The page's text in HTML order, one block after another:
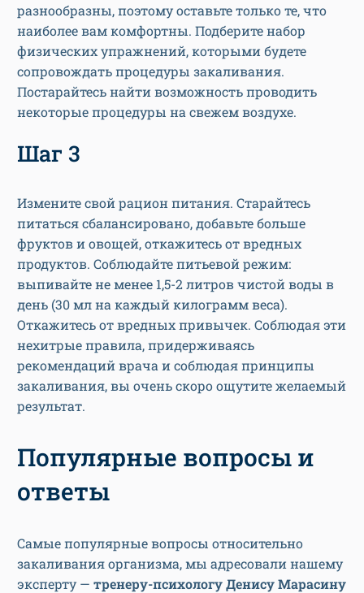
разнообразны, поэтому оставьте только те, что
наиболее вам комфортны. Подберите набор
физических упражнений, которыми будете
сопровождать процедуры закаливания.
Постарайтесь найти возможность проводить
некоторые процедуры на свежем воздухе.
Шаг 3
Измените свой рацион питания. Старайтесь
питаться сбалансировано, добавьте больше
фруктов и овощей, откажитесь от вредных
продуктов. Соблюдайте питьевой режим:
выпивайте не менее 1,5-2 литров чистой воды в
день (30 мл на каждый килограмм веса).
Откажитесь от вредных привычек. Соблюдая эти
нехитрые правила, придерживаясь
рекомендаций врача и соблюдая принципы
закаливания, вы очень скоро ощутите желаемый
результат.
Популярные вопросы и
ответы
Самые популярные вопросы относительно
закаливания организма, мы адресовали нашему
эксперту — тренеру-психологу Денису Марасину